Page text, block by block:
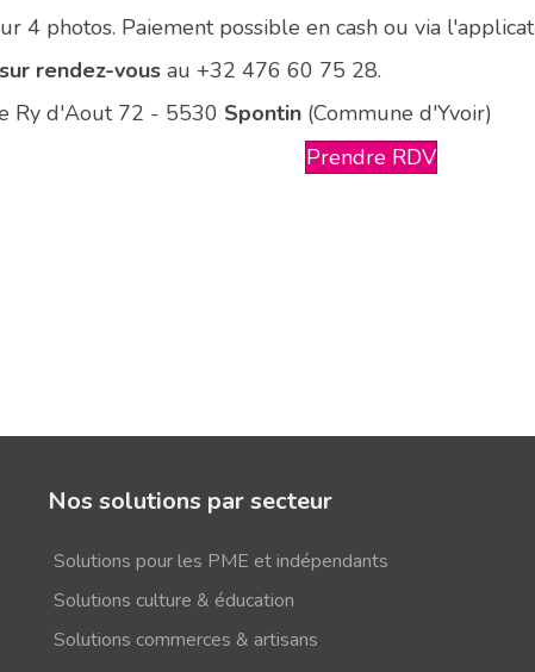
4 photos. Paiement possible en cash ou via
rendez-vous au +32 476 60 75 28.
Ry d'Aout 72 - 5530 Spontin (Commune d'Yvoir)
Prendre RDV
Nos solutions par secteur
Solutions pour les PME et indépendants
Solutions culture & éducation
Solutions commerces & artisans